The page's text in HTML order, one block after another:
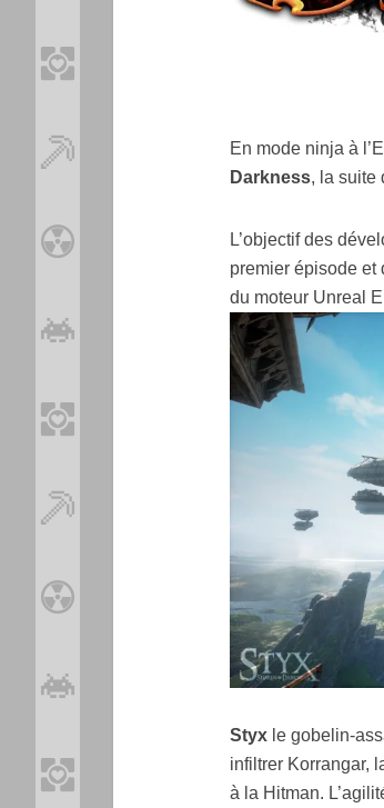
En mode ninja à
Darkness, la suite
L’objectif des
premier épisode et
du moteur Unreal
Styx le gobelin-
infiltrer Korrangar,
à la Hitman.